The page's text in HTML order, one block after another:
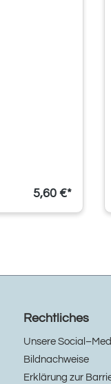
5,60 €*
Rechtliches
Unsere
Bildnachweise
Erklärung zur